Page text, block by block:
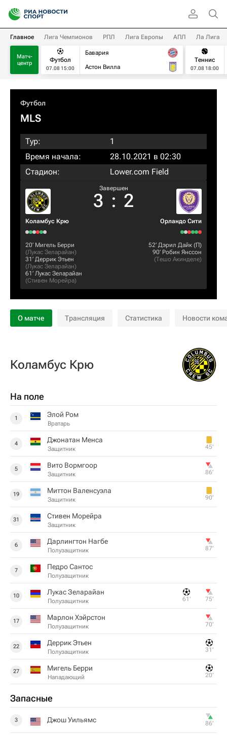
Главное Лига Чемпионов РПЛ Лига Европы АПЛ Ла Лига
Матч-
центр
Футбол
07.08 15:00
Бавария
Астон Вилла
Теннис
07.08 18:00
Футбол
MLS
Тур:
1
Время начала:
28.10.2021 в 02:30
Стадион:
Lower.com Field
Коламбус Крю
Завершен
3 : 2
Орландо Сити
20‎’‎ Мигель Берри
(Лукас Зеларайан)
31‎’‎ Деррик Этьен
(Лукас Зеларайан)
61‎’‎ Лукас Зеларайан
(Стивен Морейра)
52‎’‎ Дэрил Дайк (П)
90‎’‎ Робин Янссон
(Тешо Акинделе)
О матче Трансляция Статистика Новости
Коламбус Крю
На поле
1 Элой Ром
Вратарь
4 Джонатан Менса
Защитник 45‎’‎
5 Вито Вормгоор
Защитник 86‎’‎
19 Миттон Валенсуэла
Защитник 90‎’‎
31 Стивен Морейра
Защитник
6 Дарлингтон Нагбе
Полузащитник 87‎’‎
7 Педро Сантос
Полузащитник
10 Лукас Зеларайан
Полузащитник 61‎’‎ 75‎’‎
17 Марлон Хэйрстон
Полузащитник 70‎’‎
22 Деррик Этьен
Полузащитник 31‎’‎
27 Мигель Берри
Нападающий 20‎’‎
Запасные
3 Джош Уильямс 86‎’‎